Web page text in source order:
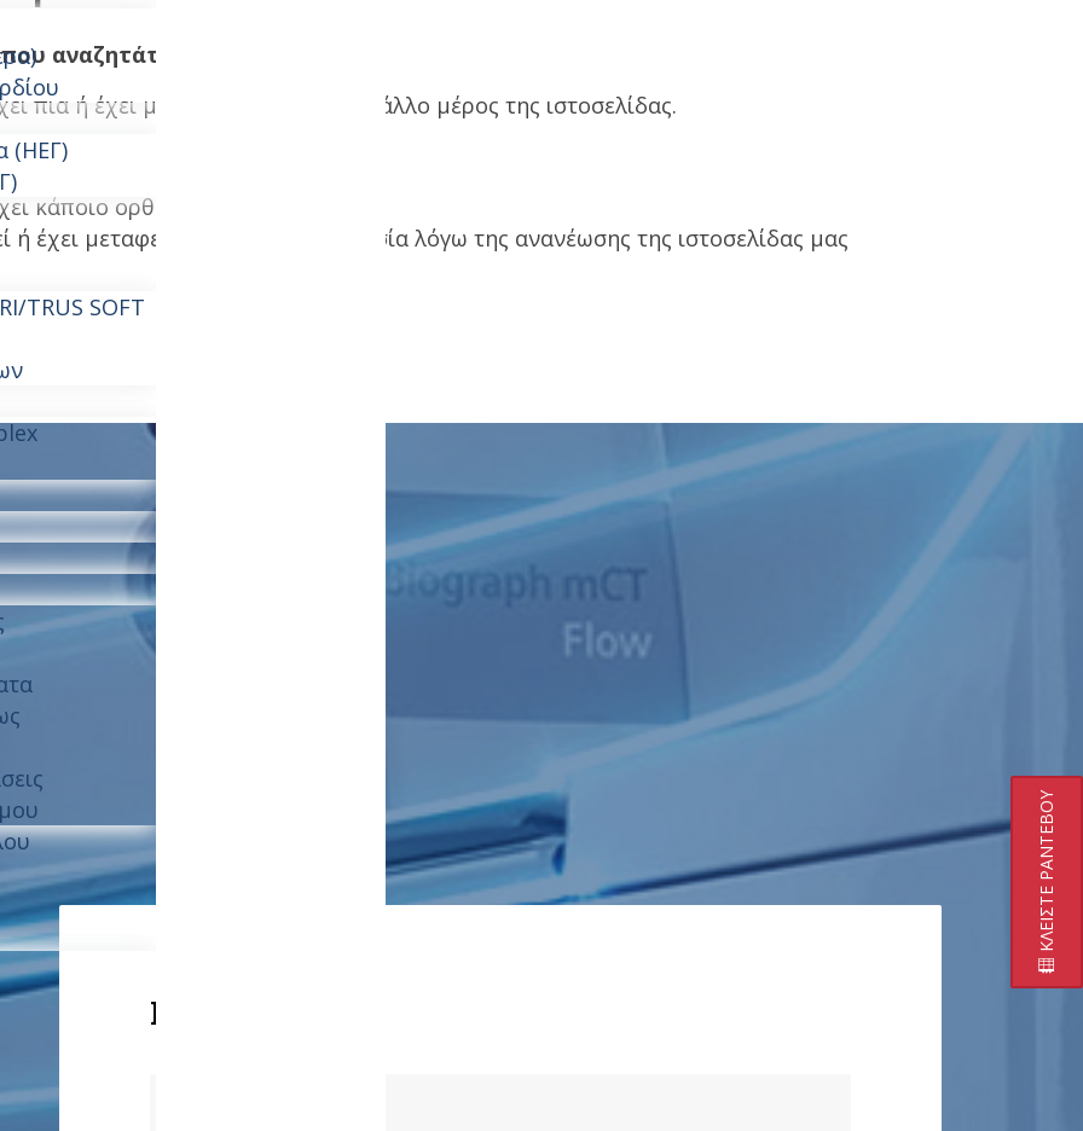
(ΗΕΓ)
TRUS SOFT
ΚΛΕΙΣΤΕ ΡΑΝΤΕΒΟΥ
αναζητάτε δεν βρέθηκε
πια ή έχει μεταφερθεί σε κάποιο άλλο μέρος της ιστοσελίδας.
κάποιο ορθογραφικό λάθος
ή έχει μεταφερθεί σε άλλη τοποθεσία λόγω της ανανέωσης της ιστοσελίδας μας
Επικοινωνία